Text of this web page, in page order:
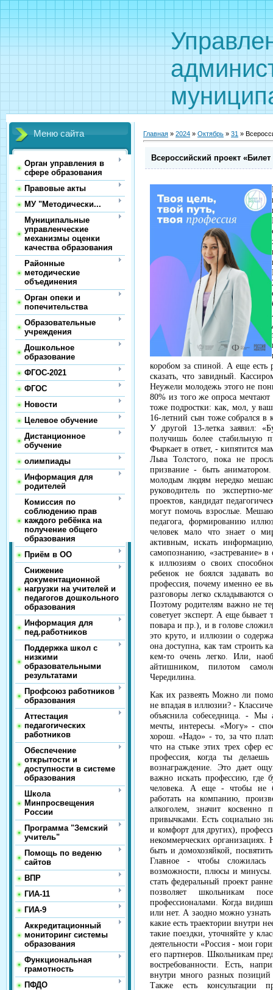
Меню сайта
Орган управления в
сфере образования
Правовые акты
МУ "Методически...
Муниципальные
управленческие
механизмы оценки
качества образования
Районные
методические
объединения
Орган опеки и
попечительства
Образовательные
учреждения
Дошкольное
образование
ФГОС-2021
ФГОС
Новости
Целевое обучение
Дистанционное
обучение
олимпиады
Информация для
родителей
Комиссия по
соблюдению прав
каждого ребёнка на
получение общего
образования
Приём в ОО
Снижение
документационной
нагрузки на учителей и
педагогов дошкольного
образования
Информация для
пед.работников
Поддержка школ с
низкими
образовательными
результатами
Профсоюз работников
образования
Аттестация
педагогических
работников
Обеспечение
открытости и
доступности в системе
образования
Школа
Минпросвещения
России
Программа "Земский
учитель"
Помощь по веденю
сайтов
ВПР
ГИА-11
ГИА-9
Аккредитационный
мониторинг системы
образования
Функциональная
грамотность
ПФДО
Главная » 2024 » Октябрь » 31 »
Всероссийский проект
коробом за спиной. А еще есть
сказать, что завидный.
Неужели молодежь этого не
80% из того же опроса
тоже подростки: как, мол, у
16-летний сын тоже собрался в
У другой 13-летка заявил:
получишь более стабильную
Фыркает в ответ, - кипятится
Льва Толстого, пока не
призвание - быть
молодым людям нередко
руководитель по экспертно-
проектов, кандидат
могут помочь взрослые.
педагога, формированию
человек мало что знает о
активным, искать
самопознанию, «застревание»
к иллюзиям о своих
ребенок не боялся
профессия, почему именно ее
разговоры легко складываются
Поэтому родителям важно не
советует эксперт. А еще бывает
повара и пр.), и в голове
это круто, и иллюзии о
она доступна, как там строить
кем-то очень легко. Или,
айтишником, пилотом
Чередилина.
Как их развеять Можно ли
не впадая в иллюзии? -
объяснила собеседница. - Мы
мечты, интересы. «Могу» -
хорош. «Надо» - то, за что
что на стыке этих трех сфер
профессия, когда ты
вознаграждение. Это дает
важно искать профессию, где
человека. А еще - чтобы не
работать на компанию,
алкоголем, значит косвенно
привычками. Есть социально
и комфорт для других),
некоммерческих
быть и домохозяйкой,
Главное - чтобы сложилась
возможности, плюсы и
стать федеральный проект
позволяет школьникам
профессионалами. Когда
или нет. А заодно можно
какие есть траектории внутри
такие поездки, уточняйте у
деятельности «Россия - мои
его партнеров. Школьникам
востребованности. Есть,
внутри много разных
Также есть консультации